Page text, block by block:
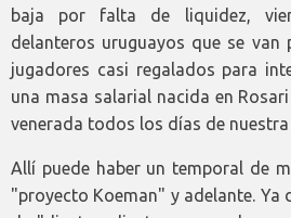
baja por falta de liquidez,
delanteros uruguayos que se van
jugadores casi regalados para
una masa salarial nacida en
venerada todos los días de nuestra
Allí puede haber un temporal de
"proyecto Koeman" y adelante. Ya